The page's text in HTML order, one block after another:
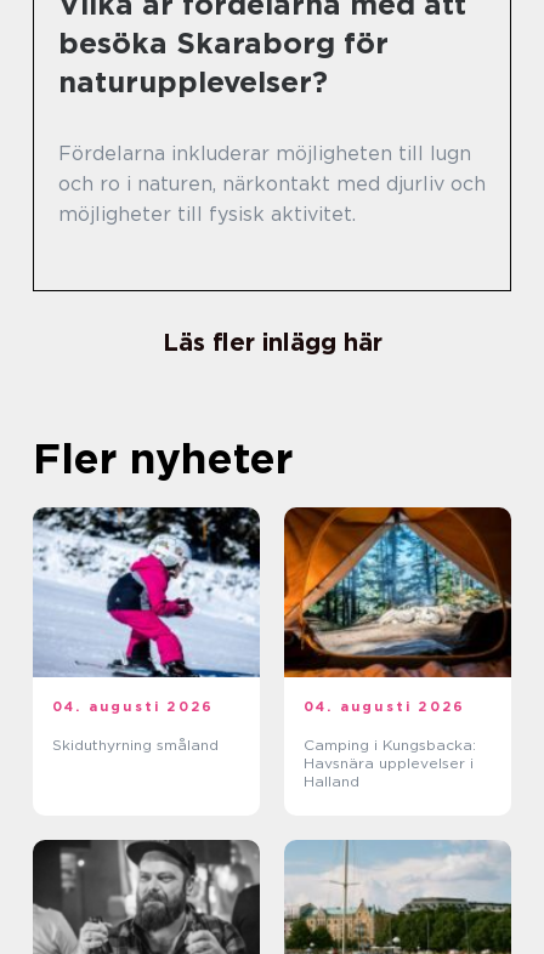
besöka Skaraborg för
naturupplevelser?
Fördelarna inkluderar möjligheten till lugn
och ro i naturen, närkontakt med djurliv och
möjligheter till fysisk aktivitet.
Läs fler inlägg här
Fler nyheter
04. augusti 2026
Skiduthyrning småland
04. augusti 2026
Camping i Kungsbacka:
Havsnära upplevelser i
Halland